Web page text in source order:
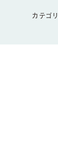
カテゴ